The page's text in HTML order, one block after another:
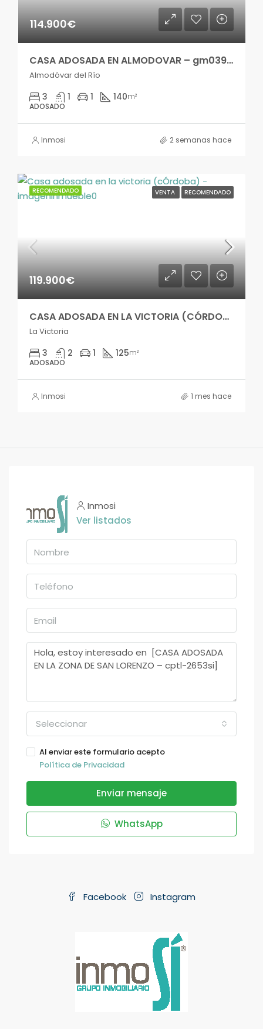
114.900€
CASA ADOSADA EN ALMODOVAR – gm03952si
Almodóvar del Río
3 1 1 140m²
ADOSADO
Inmosi 2 semanas hace
RECOMENDADO VENTA RECOMENDADO
119.900€
CASA ADOSADA EN LA VICTORIA (CÓRDOBA) – gm03813si
La Victoria
3 2 1 125m²
ADOSADO
Inmosi 1 mes hace
Inmosi
Ver listados
Seleccionar
Al enviar este formulario acepto
Política de Privacidad
Enviar mensaje
WhatsApp
Facebook Instagram